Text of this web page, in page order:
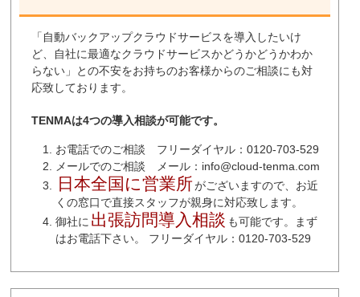
「自動バックアップクラウドサービスを導入したいけ
ど、自社に最適なクラウドサービスかどうかどうかわか
らない」との不安をお持ちのお客様からのご相談にも対
応致しております。
TENMAは4つの導入相談が可能です。
お電話でのご相談 フリーダイヤル：0120-703-529
メールでのご相談 メール：info@cloud-tenma.com
日本全国に営業所 がございますので、お近
くの窓口で直接スタッフが親身に対応致します。
御社に 出張訪問導入相談 も可能です。まず
はお電話下さい。 フリーダイヤル：0120-703-529